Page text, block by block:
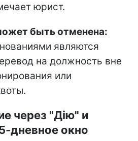
юрист.
быть отменена:
являются
на должность вне
или
через "Дію" и
дневное окно